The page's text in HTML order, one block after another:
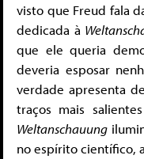
visto que Freud fala
dedicada à
que ele queria
deveria esposar
verdade apresenta
traços mais
Weltanschauung
no espírito científico,